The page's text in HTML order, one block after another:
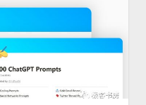
档